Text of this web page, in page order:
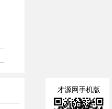
才源网手机版